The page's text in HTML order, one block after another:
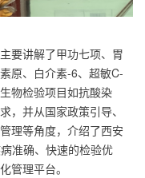
要讲解了甲功七项、胃
原、白介素-6、超敏C-
物检验项目如抗酸染
，并从国家政策引导、
理等角度，介绍了西安
准确、快速的检验优
管理平台。